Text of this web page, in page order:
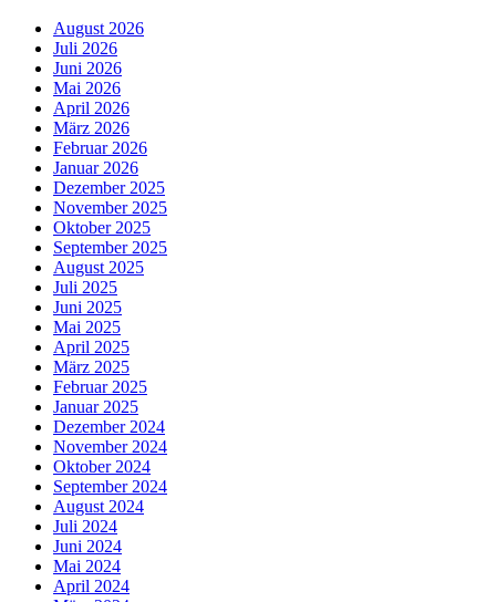
August 2026
Juli 2026
Juni 2026
Mai 2026
April 2026
März 2026
Februar 2026
Januar 2026
Dezember 2025
November 2025
Oktober 2025
September 2025
August 2025
Juli 2025
Juni 2025
Mai 2025
April 2025
März 2025
Februar 2025
Januar 2025
Dezember 2024
November 2024
Oktober 2024
September 2024
August 2024
Juli 2024
Juni 2024
Mai 2024
April 2024